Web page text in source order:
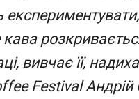
вивчає її,
Festival